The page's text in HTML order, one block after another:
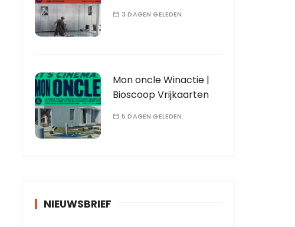
3 DAGEN GELEDEN
Mon oncle Winactie |
Bioscoop Vrijkaarten
5 DAGEN GELEDEN
NIEUWSBRIEF